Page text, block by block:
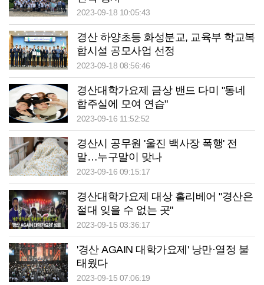
2023-09-18 10:05:43
경산 하양초등 화성분교, 교육부 학교복
합시설 공모사업 선정
2023-09-18 08:56:46
경산대학가요제 금상 밴드 다미 "동네
합주실에 모여 연습"
2023-09-16 11:52:52
경산시 공무원 '울진 백사장 폭행' 전
말…누구말이 맞나
2023-09-16 09:15:17
경산대학가요제 대상 홀리베어 "경산은
절대 잊을 수 없는 곳"
2023-09-15 03:36:17
'경산 AGAIN 대학가요제' 낭만·열정 불
태웠다
2023-09-15 07:06:19